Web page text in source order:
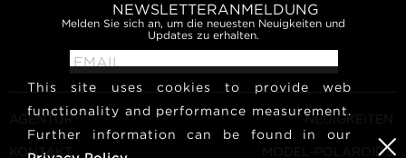
NEWSLETTERANMELDUNG
Melden Sie sich an, um die neuesten Neuigkeiten und
Updates zu erhalten.
AGENTUR
KONTAKT
NEUIGKEITEN
MODEL-POLAROIDS
This site uses cookies to provide web
functionality and performance measurement.
Further information can be found in our